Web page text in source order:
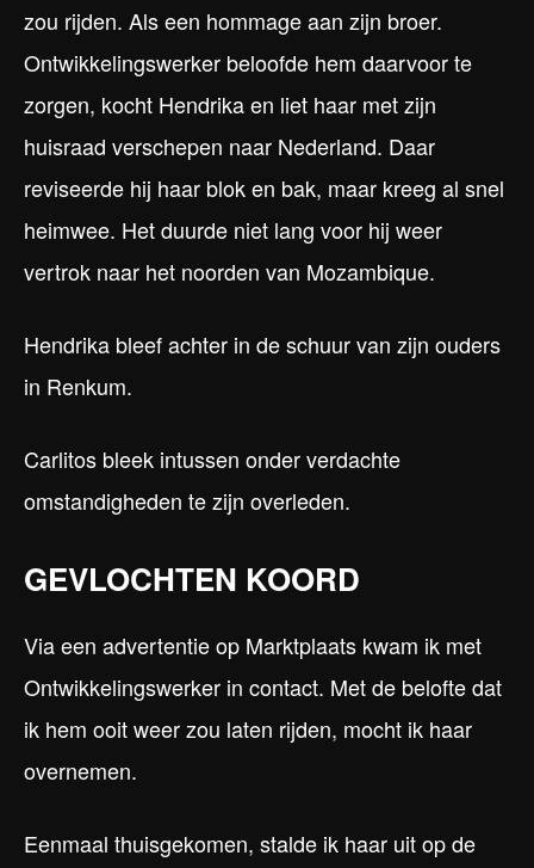
zou rijden. Als een hommage aan zijn broer.
Ontwikkelingswerker beloofde hem daarvoor te
zorgen, kocht Hendrika en liet haar met zijn
huisraad verschepen naar Nederland. Daar
reviseerde hij haar blok en bak, maar kreeg al snel
heimwee. Het duurde niet lang voor hij weer
vertrok naar het noorden van Mozambique.
Hendrika bleef achter in de schuur van zijn ouders
in Renkum.
Carlitos bleek intussen onder verdachte
omstandigheden te zijn overleden.
GEVLOCHTEN KOORD
Via een advertentie op Marktplaats kwam ik met
Ontwikkelingswerker in contact. Met de belofte dat
ik hem ooit weer zou laten rijden, mocht ik haar
overnemen.
Eenmaal thuisgekomen, stalde ik haar uit op de